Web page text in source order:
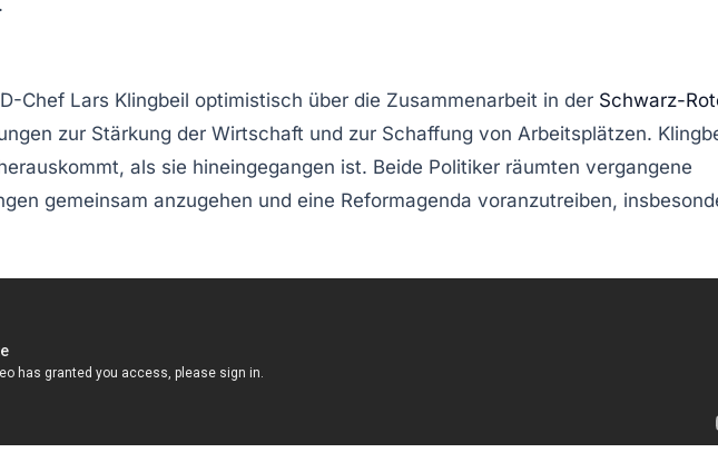
Chef Lars Klingbeil optimistisch über die Zusammenarbeit in der Schwarz-
zur Stärkung der Wirtschaft und zur Schaffung von Arbeitsplätzen.
als sie hineingegangen ist. Beide Politiker räumten vergangene
gemeinsam anzugehen und eine Reformagenda voranzutreiben,